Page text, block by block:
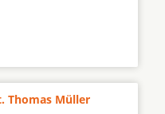
Thomas Müller